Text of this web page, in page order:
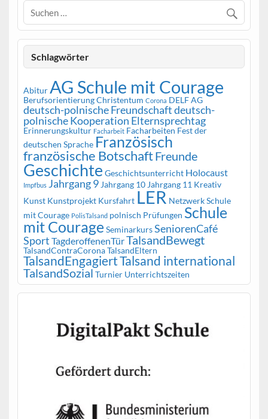
Schlagwörter
Abitur AG Schule mit Courage
BerufsorientierungChristentum Corona DELF AG
deutsch-polnische Freundschaftdeutsch-
polnische Kooperation Elternsprechtag
Erinnerungskultur Facharbeit Facharbeiten Fest der
deutschen Sprache Französisch
französische BotschaftFreunde
Geschichte Geschichtsunterricht Holocaust
Impfbus Jahrgang 9 Jahrgang 10 Jahrgang 11 Kreativ
Kunst Kunstprojekt Kursfahrt LER Netzwerk Schule
mit Courage PolisTalsand polnisch Prüfungen Schule
mit Courage SeminarkursSeniorenCafé
Sport TagderoffenenTürTalsandBewegt
TalsandContraCoronaTalsandEltern
TalsandEngagiertTalsand international
TalsandSozial Turnier Unterrichtszeiten